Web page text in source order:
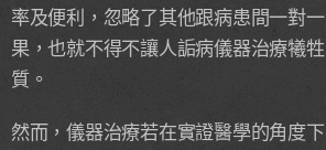
率及便利，忽略了其他跟病患間一對
果，也就不得不讓人詬病儀器治療犧
質。
然而，儀器治療若在實證醫學的角度